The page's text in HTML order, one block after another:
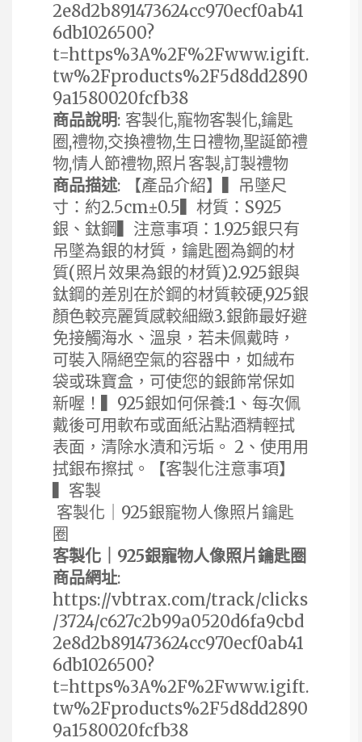
2e8d2b891473624cc970ecf0ab41
6db1026500?
t=https%3A%2F%2Fwww.igift.
tw%2Fproducts%2F5d8dd2890
9a1580020fcfb38
商品說明: 客製化,寵物客製化,鑰匙
圈,禮物,交換禮物,生日禮物,聖誕節禮
物,情人節禮物,照片客製,訂製禮物
商品描述: 【產品介紹】▍吊墜尺
寸：約2.5cm±0.5▍材質：S925
銀、鈦鋼▍注意事項：1.925銀只有
吊墜為銀的材質，鑰匙圈為鋼的材
質(照片效果為銀的材質)2.925銀與
鈦鋼的差別在於鋼的材質較硬,925銀
顏色較亮麗質感較細緻3.銀飾最好避
免接觸海水、溫泉，若未佩戴時，
可裝入隔絕空氣的容器中，如絨布
袋或珠寶盒，可使您的銀飾常保如
新喔！▍925銀如何保養:1、每次佩
戴後可用軟布或面紙沾點酒精輕拭
表面，清除水漬和污垢。 2、使用用
拭銀布擦拭。【客製化注意事項】
▍客製
客製化｜925銀寵物人像照片鑰匙
圈
客製化｜925銀寵物人像照片鑰匙圈
商品網址:
https://vbtrax.com/track/clicks
/3724/c627c2b99a0520d6fa9cbd
2e8d2b891473624cc970ecf0ab41
6db1026500?
t=https%3A%2F%2Fwww.igift.
tw%2Fproducts%2F5d8dd2890
9a1580020fcfb38